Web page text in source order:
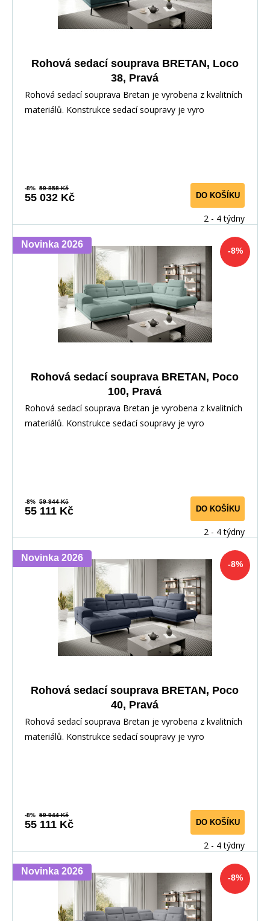
Rohová sedací souprava BRETAN, Loco
38, Pravá
Rohová sedací souprava Bretan je vyrobena z kvalitních
materiálů. Konstrukce sedací soupravy je vyro
-8% 59 858 Kč
55 032 Kč DO KOŠÍKU
2 - 4 týdny
-8%
Novinka 2026
Rohová sedací souprava BRETAN, Poco
100, Pravá
Rohová sedací souprava Bretan je vyrobena z kvalitních
materiálů. Konstrukce sedací soupravy je vyro
-8% 59 944 Kč
55 111 Kč DO KOŠÍKU
2 - 4 týdny
-8%
Novinka 2026
Rohová sedací souprava BRETAN, Poco
40, Pravá
Rohová sedací souprava Bretan je vyrobena z kvalitních
materiálů. Konstrukce sedací soupravy je vyro
-8% 59 944 Kč
55 111 Kč DO KOŠÍKU
2 - 4 týdny
-8%
Novinka 2026